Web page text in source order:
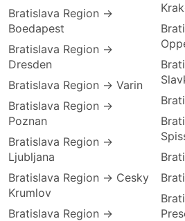
Bratislava Region →
Boedapest
Bratislava Region →
Dresden
Bratislava Region → Varin
Bratislava Region →
Poznan
Bratislava Region →
Ljubljana
Bratislava Region → Cesky
Krumlov
Bratislava Region →